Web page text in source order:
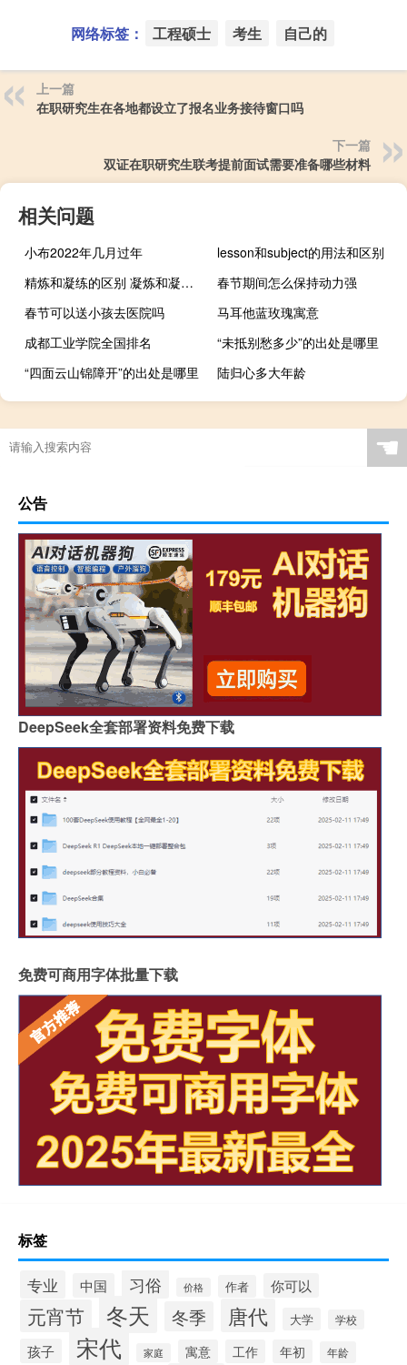
网络标签： 工程硕士 考生 自己的
上一篇
在职研究生在各地都设立了报名业务接待窗口吗
下一篇
双证在职研究生联考提前面试需要准备哪些材料
相关问题
小布2022年几月过年
lesson和subject的用法和区别
精炼和凝练的区别 凝炼和凝练有什么区别
春节期间怎么保持动力强
春节可以送小孩去医院吗
马耳他蓝玫瑰寓意
成都工业学院全国排名
“未抵别愁多少”的出处是哪里
“四面云山锦障开”的出处是哪里
陆归心多大年龄
☚
公告
DeepSeek全套部署资料免费下载
免费可商用字体批量下载
标签
专业 中国 习俗 价格 作者 你可以
元宵节 冬天 冬季 唐代 大学 学校
孩子 宋代 家庭 寓意 工作 年初 年龄